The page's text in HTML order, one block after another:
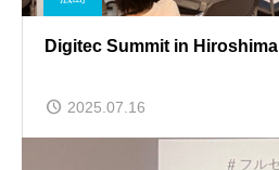
Digitec Summit in Hiroshima
2025.07.16